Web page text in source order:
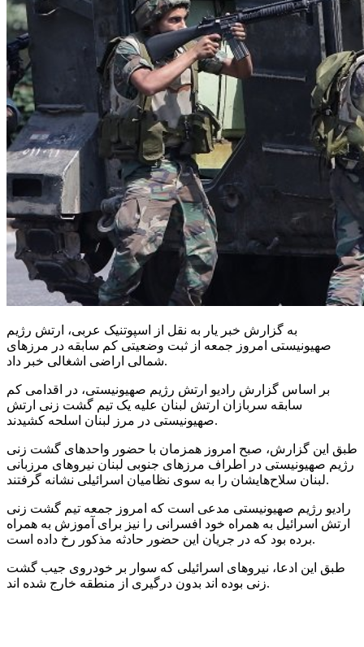
به گزارش خبر یار به نقل از اسپوتنیک عربی، ارتش رژیم
صهیونیستی امروز جمعه از ثبت وضعیتی کم سابقه در مرزهای
شمالی اراضی اشغالی خبر داد.
بر اساس گزارش رادیو ارتش رژیم صهیونیستی، در اقدامی کم
سابقه سربازان ارتش لبنان علیه یک تیم گشت زنی ارتش
صهیونیستی در مرز لبنان اسلحه کشیدند.
طبق این گزارش، صبح امروز همزمان با حضور واحدهای گشت زنی
رژیم صهیونیستی در اطراف مرزهای جنوبی لبنان نیروهای مرزبانی
لبنان سلاح‌هایشان را به سوی نظامیان اسرائیلی نشانه گرفتند.
رادیو رژیم صهیونیستی مدعی است که امروز جمعه تیم گشت زنی
ارتش اسرائیل به همراه خود افسرانی را نیز برای آموزش به همراه
برده بود که در جریان این حضور حادثه مذکور رخ داده است.
طبق این ادعا، نیروهای اسرائیلی که سوار بر خودروی جیب گشت
زنی بوده اند بدون درگیری از منطقه خارج شده اند.